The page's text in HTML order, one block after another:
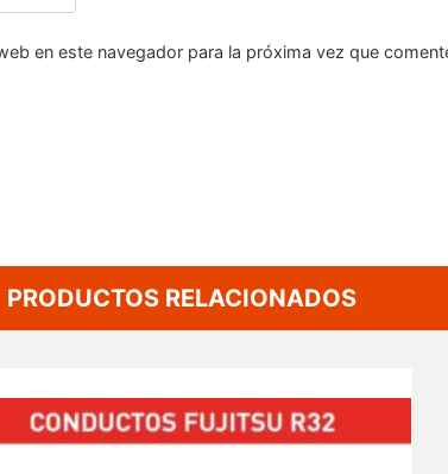
en este navegador para la próxima vez que
PRODUCTOS RELACIONADOS